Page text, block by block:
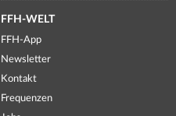
FFH-WELT
FFH-App
Newsletter
Kontakt
Frequenzen